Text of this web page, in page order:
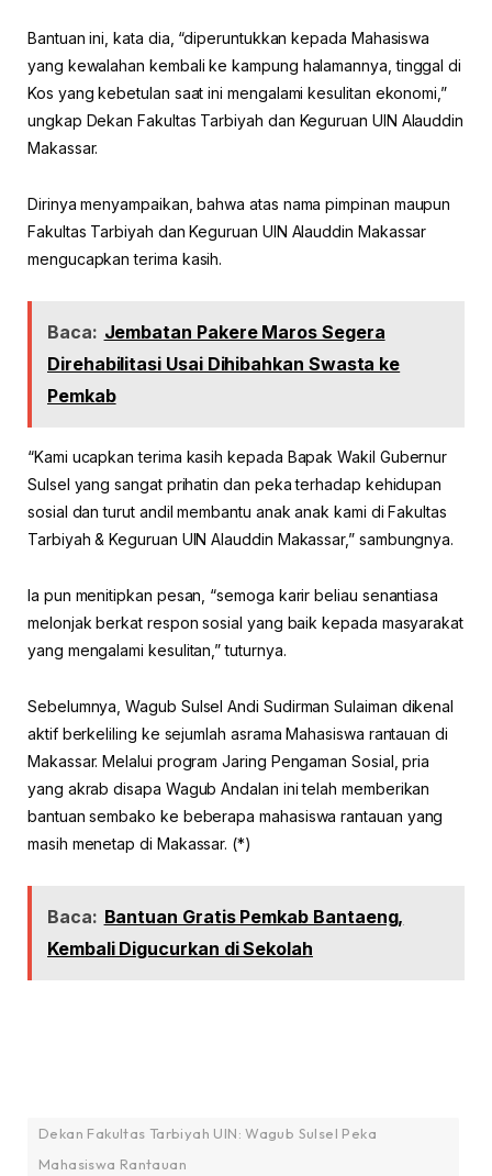
Bantuan ini, kata dia, “diperuntukkan kepada Mahasiswa
yang kewalahan kembali ke kampung halamannya, tinggal di
Kos yang kebetulan saat ini mengalami kesulitan ekonomi,”
ungkap Dekan Fakultas Tarbiyah dan Keguruan UIN Alauddin
Makassar.
Dirinya menyampaikan, bahwa atas nama pimpinan maupun
Fakultas Tarbiyah dan Keguruan UIN Alauddin Makassar
mengucapkan terima kasih.
Baca: Jembatan Pakere Maros Segera
Direhabilitasi Usai Dihibahkan Swasta ke
Pemkab
“Kami ucapkan terima kasih kepada Bapak Wakil Gubernur
Sulsel yang sangat prihatin dan peka terhadap kehidupan
sosial dan turut andil membantu anak anak kami di Fakultas
Tarbiyah & Keguruan UIN Alauddin Makassar,” sambungnya.
Ia pun menitipkan pesan, “semoga karir beliau senantiasa
melonjak berkat respon sosial yang baik kepada masyarakat
yang mengalami kesulitan,” tuturnya.
Sebelumnya, Wagub Sulsel Andi Sudirman Sulaiman dikenal
aktif berkeliling ke sejumlah asrama Mahasiswa rantauan di
Makassar. Melalui program Jaring Pengaman Sosial, pria
yang akrab disapa Wagub Andalan ini telah memberikan
bantuan sembako ke beberapa mahasiswa rantauan yang
masih menetap di Makassar. (*)
Baca: Bantuan Gratis Pemkab Bantaeng,
Kembali Digucurkan di Sekolah
Dekan Fakultas Tarbiyah UIN: Wagub Sulsel Peka
Mahasiswa Rantauan